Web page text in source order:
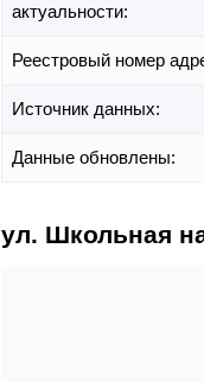
актуальности:
Реестровый номер
Источник данных:
Данные обновлены:
ул. Школьная